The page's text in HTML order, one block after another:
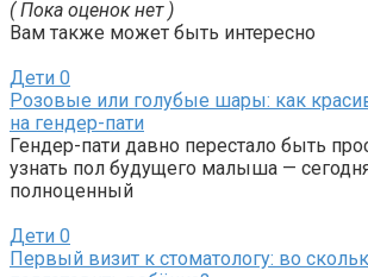
( Пока оценок нет )
Вам также может быть интересно
Дети 0
Розовые или голубые шары: как
на гендер-пати
Гендер-пати давно перестало быть
узнать пол будущего малыша —
полноценный
Дети 0
Первый визит к стоматологу: во